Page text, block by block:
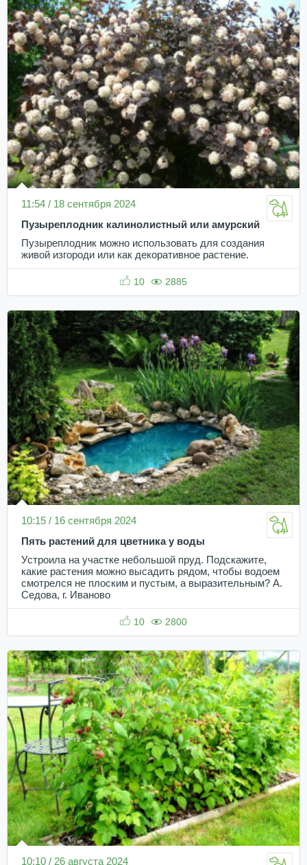
11:54 / 18 сентября 2024
Пузыреплодник калинолистный или амурский
Пузыреплодник можно использовать для создания
живой изгороди или как декоративное растение.
10 2885
10:15 / 16 сентября 2024
Пять растений для цветника у воды
Устроила на участке небольшой пруд. Подскажите,
какие растения можно высадить рядом, чтобы водоем
смотрелся не плоским и пустым, а выразительным? А.
Седова, г. Иваново
10 2800
10:10 / 26 августа 2024